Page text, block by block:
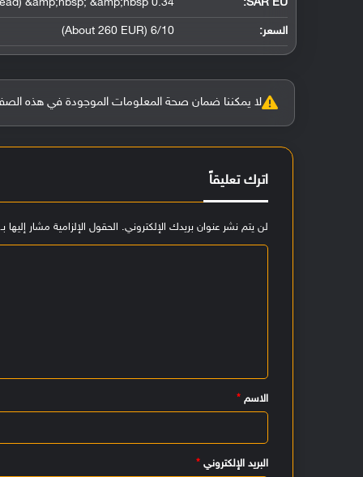
SAR EU:
0.34 W/kg (head) &amp;nbsp; &amp;nbsp;
السعر: 6/10 (About 260 EUR)
لا يمكننا ضمان صحة المعلومات الموجودة في هذه الصفحة بنسبة 100%، وفي
اترك تعليقاً
لن يتم نشر عنوان بريدك الإلكتروني. الحقول الإلزامية مشار إليها
الاسم*
البريد الإلكتروني*